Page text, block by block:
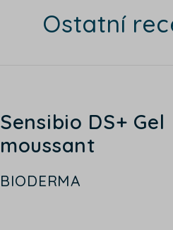
Ostatní
Sensibio DS+ Gel
moussant
BIODERMA